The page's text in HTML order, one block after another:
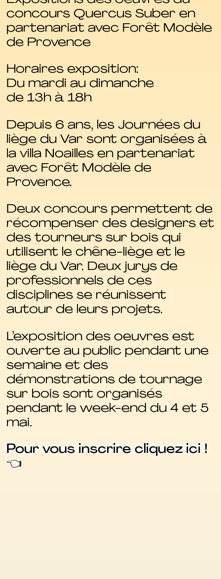
concours Quercus Suber en
partenariat avec Forêt Modèle
de Provence
Horaires exposition:
Du mardi au dimanche
de 13h à 18h
Depuis 6 ans, les Journées du
liège du Var sont organisées à
la villa Noailles en partenariat
avec Forêt Modèle de
Provence.
Deux concours permettent de
récompenser des designers et
des tourneurs sur bois qui
utilisent le chêne-liège et le
liège du Var. Deux jurys de
professionnels de ces
disciplines se réunissent
autour de leurs projets.
L’exposition des oeuvres est
ouverte au public pendant une
semaine et des
démonstrations de tournage
sur bois sont organisés
pendant le week-end du 4 et 5
mai.
Pour vous inscrire cliquez ici !
👈